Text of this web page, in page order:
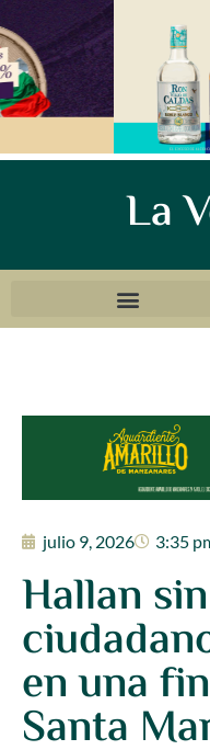
La
julio 9, 2026 3:35
Hallan
en una
Santa